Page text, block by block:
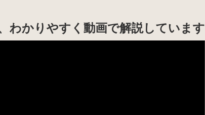
わかりやすく動画で解説しています